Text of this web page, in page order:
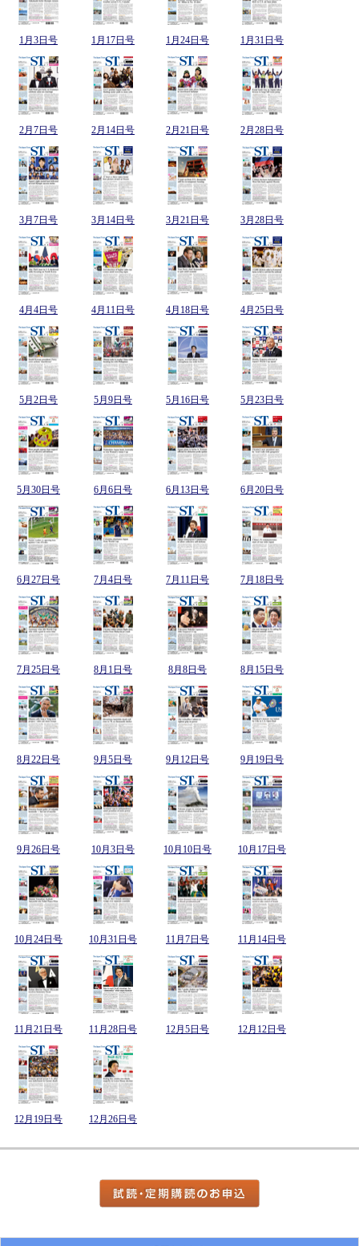
1月3日号 1月17日号 1月24日号 1月31日号
2月7日号 2月14日号 2月21日号 2月28日号
3月7日号 3月14日号 3月21日号 3月28日号
4月4日号 4月11日号 4月18日号 4月25日号
5月2日号 5月9日号 5月16日号 5月23日号
5月30日号 6月6日号 6月13日号 6月20日号
6月27日号 7月4日号 7月11日号 7月18日号
7月25日号 8月1日号 8月8日号 8月15日号
8月22日号 9月5日号 9月12日号 9月19日号
9月26日号 10月3日号 10月10日号 10月17日号
10月24日号 10月31日号 11月7日号 11月14日号
11月21日号 11月28日号 12月5日号 12月12日号
12月19日号 12月26日号